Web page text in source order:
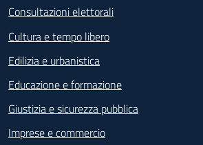
Consultazioni elettorali
Cultura e tempo libero
Edilizia e urbanistica
Educazione e formazione
Giustizia e sicurezza pubblica
Imprese e commercio